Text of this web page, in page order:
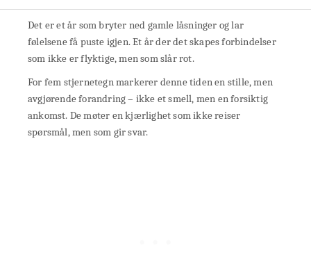
Det er et år som bryter ned gamle låsninger og lar
følelsene få puste igjen. Et år der det skapes forbindelser
som ikke er flyktige, men som slår rot.
For fem stjernetegn markerer denne tiden en stille, men
avgjørende forandring – ikke et smell, men en forsiktig
ankomst. De møter en kjærlighet som ikke reiser
spørsmål, men som gir svar.